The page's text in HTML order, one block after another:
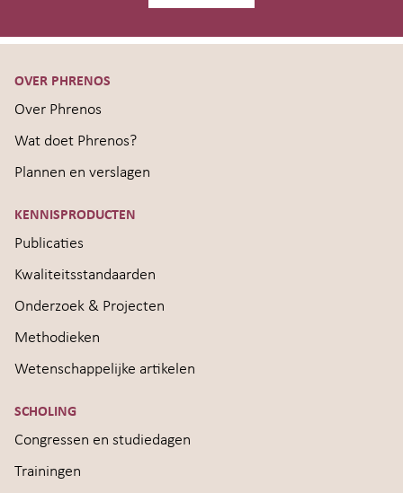
OVER PHRENOS
Over Phrenos
Wat doet Phrenos?
Plannen en verslagen
KENNISPRODUCTEN
Publicaties
Kwaliteitsstandaarden
Onderzoek & Projecten
Methodieken
Wetenschappelijke artikelen
SCHOLING
Congressen en studiedagen
Trainingen